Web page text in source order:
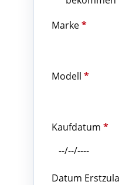
Marke*
Modell *
Kaufdatum *
Datum